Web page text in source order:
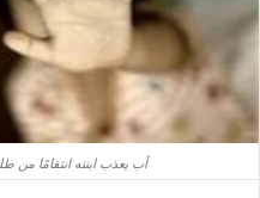
أب يعذب ابنته انتقامًا من